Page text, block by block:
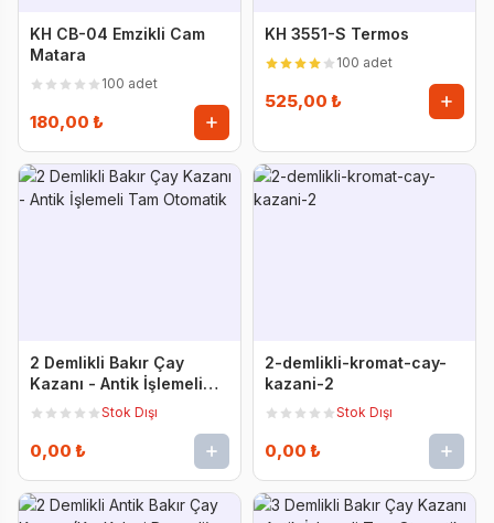
KH CB-04 Emzikli Cam
Matara
100 adet
180,00 ₺
KH 3551-S Termos
100 adet
525,00 ₺
2 Demlikli Bakır Çay
Kazanı - Antik İşlemeli
Tam Otomatik
Stok Dışı
0,00 ₺
2-demlikli-kromat-cay-
kazani-2
Stok Dışı
0,00 ₺